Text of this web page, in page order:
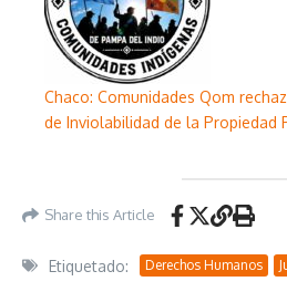
Chaco: Comunidades Qom
de Inviolabilidad de la Propiedad
Share this Article
Etiquetado: Derechos Humanos